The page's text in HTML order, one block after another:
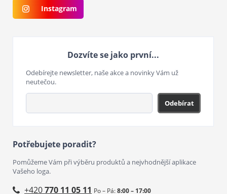
Instagram
Dozvíte se jako první...
Odebírejte newsletter, naše akce a novinky Vám už
neutečou.
Odebírat
Potřebujete poradit?
Pomůžeme Vám při výběru produktů a nejvhodnější aplikace
Vašeho loga.
+420770 11 05 11 Po – Pá:8:00 – 17:00